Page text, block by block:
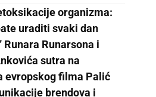
organizma:
uraditi svaki dan
Runara Runarsona i
sutra na
evropskog filma Palić
brendova i